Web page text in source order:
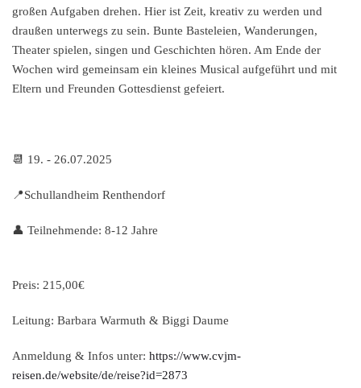
großen Aufgaben drehen. Hier ist Zeit, kreativ zu werden und
draußen unterwegs zu sein. Bunte Basteleien, Wanderungen,
Theater spielen, singen und Geschichten hören. Am Ende der
Wochen wird gemeinsam ein kleines Musical aufgeführt und mit
Eltern und Freunden Gottesdienst gefeiert.
📆 19. - 26.07.2025
📍Schullandheim Renthendorf
👤 Teilnehmende: 8-12 Jahre
Preis: 215,00€
Leitung: Barbara Warmuth & Biggi Daume
Anmeldung & Infos unter: https://www.cvjm-
reisen.de/website/de/reise?id=2873